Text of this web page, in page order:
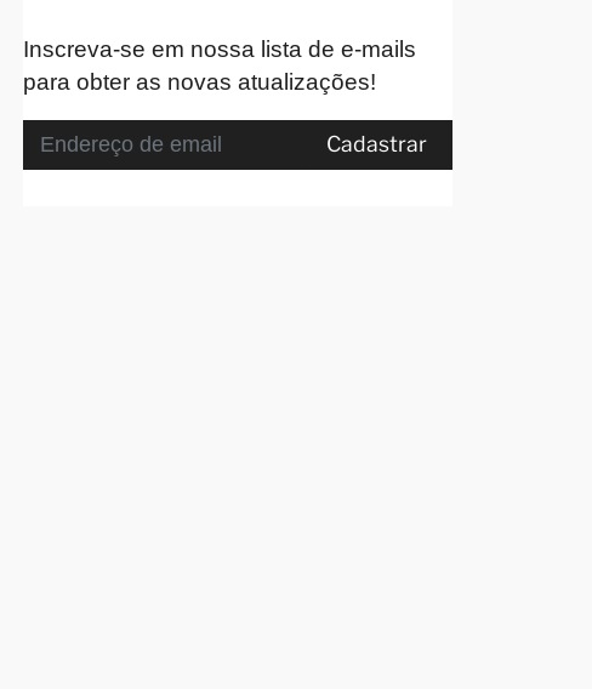
Inscreva-se em nossa lista de e-mails
para obter as novas atualizações!
Cadastrar